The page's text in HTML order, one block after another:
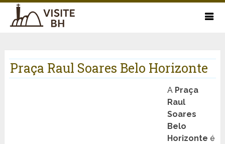
Praça Raul Soares Belo Horizonte
A Praça
Raul
Soares
Belo
Horizonte é